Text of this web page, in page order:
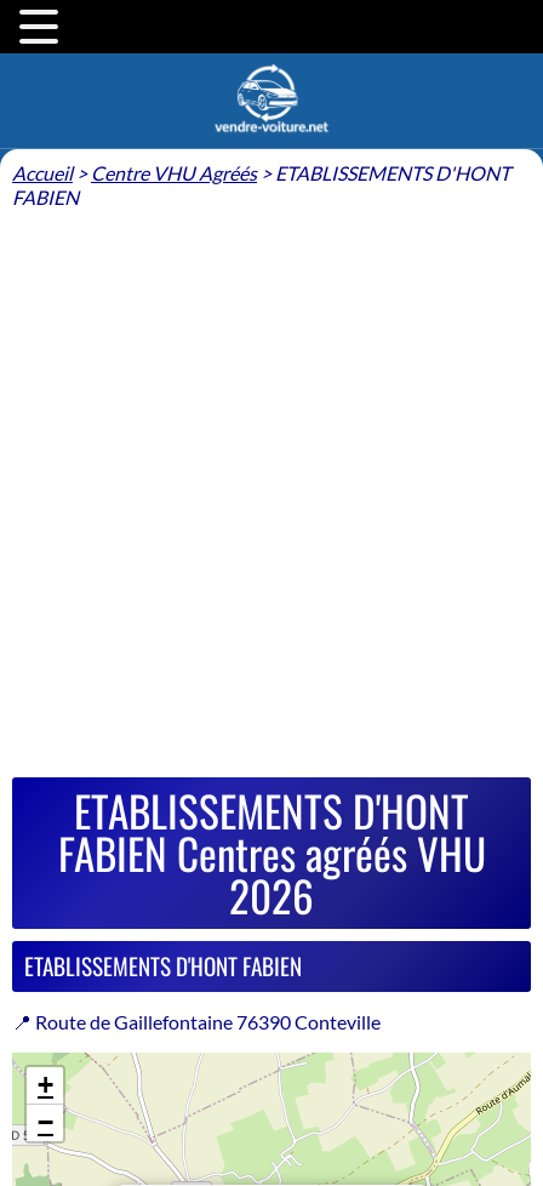
Accueil> Centre VHU Agréés> ETABLISSEMENTS D'HONT
FABIEN
ETABLISSEMENTS D'HONT
FABIEN Centres agréés VHU
2026
ETABLISSEMENTS D'HONT FABIEN
📍 Route de Gaillefontaine 76390 Conteville
+
−